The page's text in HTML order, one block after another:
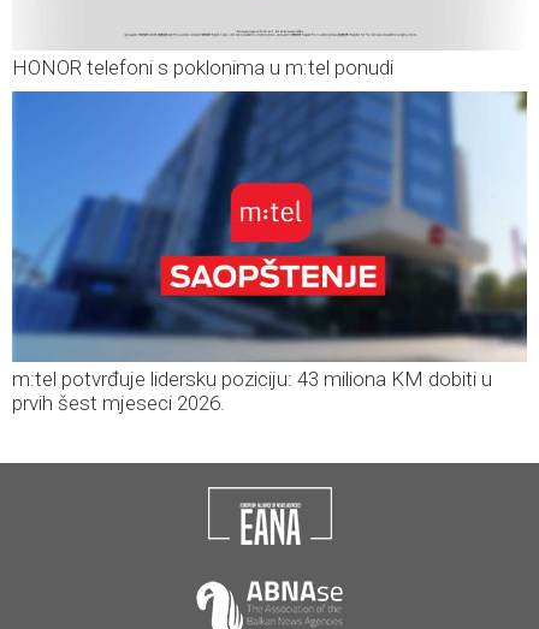
HONOR telefoni s poklonima u m:tel ponudi
m:tel potvrđuje lidersku poziciju: 43 miliona KM dobiti u
prvih šest mjeseci 2026.